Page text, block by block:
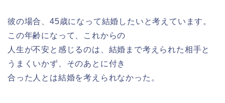
彼の場合、45歳になって結婚したいと考えています。
この年齢になって、これからの
人生が不安と感じるのは、結婚まで考えられた相手と
うまくいかず、そのあとに付き
合った人とは結婚を考えられなかった。